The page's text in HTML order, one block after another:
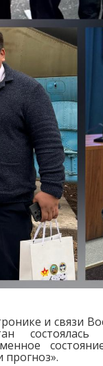
и связи
состоялась
прогноз».